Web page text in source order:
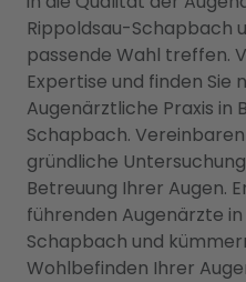
Rippoldsau-Schapbach
passende Wahl treffen.
Expertise und finden Sie
Augenärztliche Praxis in
Schapbach.
gründliche
Betreuung Ihrer Augen.
führenden Augenärzte
Schapbach und
Wohlbefinden Ihrer